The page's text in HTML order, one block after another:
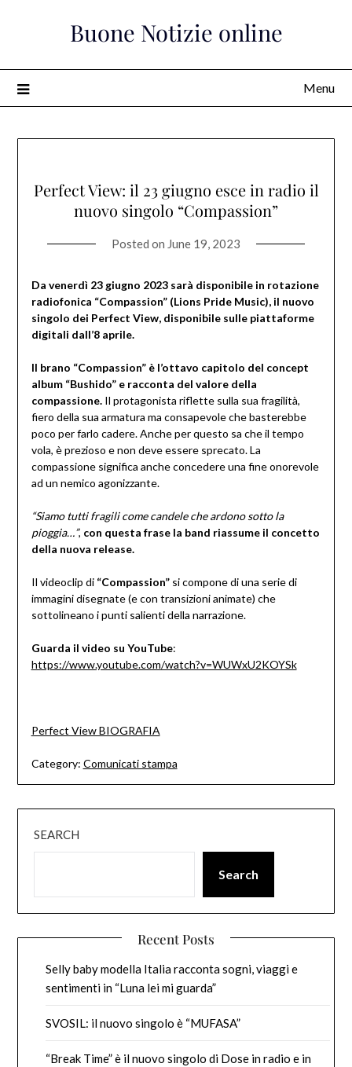
Buone Notizie online
Menu
Perfect View: il 23 giugno esce in radio il
nuovo singolo “Compassion”
Posted on June 19, 2023
Da venerdì 23 giugno 2023 sarà disponibile in rotazione
radiofonica “Compassion” (Lions Pride Music), il nuovo
singolo dei Perfect View, disponibile sulle piattaforme
digitali dall’8 aprile.
Il brano “Compassion” è l’ottavo capitolo del concept
album “Bushido” e racconta del valore della
compassione.Il protagonista riflette sulla sua fragilità,
fiero della sua armatura ma consapevole che basterebbe
poco per farlo cadere. Anche per questo sa che il tempo
vola, è prezioso e non deve essere sprecato. La
compassione significa anche concedere una fine onorevole
ad un nemico agonizzante.
“Siamo tutti fragili come candele che ardono sotto la
pioggia…”, con questa frase la band riassume il concetto
della nuova release.
Il videoclip di “Compassion” si compone di una serie di
immagini disegnate (e con transizioni animate) che
sottolineano i punti salienti della narrazione.
Guarda il video su YouTube:
https://www.youtube.com/watch?v=WUWxU2KOYSk
Perfect View BIOGRAFIA
Category: Comunicati stampa
SEARCH
Search
Recent Posts
Selly baby modella Italia racconta sogni, viaggi e
sentimenti in “Luna lei mi guarda”
SVOSIL: il nuovo singolo è “MUFASA”
“Break Time” è il nuovo singolo di Dose in radio e in